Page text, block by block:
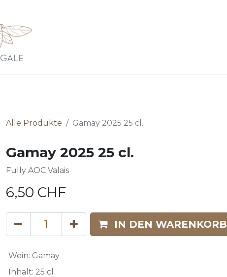
Alle Produkte Gamay 2025 25 cl.
Gamay 2025 25 cl.
Fully AOC Valais
6,50 CHF
IN DEN WARENKORB
Wein: Gamay
Inhalt: 25 cl